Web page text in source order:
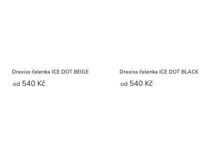
Drexiss čelenka ICE DOT BEIGE
od 540 Kč
Drexiss čelenka ICE DOT BLACK
od 540 Kč